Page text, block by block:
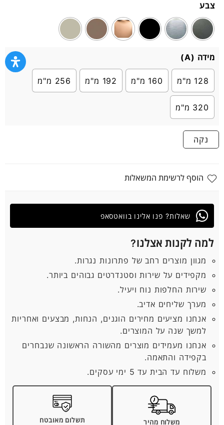
צבע
מידה (A)
128 מ"מ 160 מ"מ 192 מ"מ 256 מ"מ
320 מ"מ
נקה
הוסף לרשימת המשאלות
למה לקנות אצלנו?
מגוון מוצרים רחב של פתרונות נגרות.
מקפידים על שירות וסטנדרטים גבוהים ביותר.
שירות החלפות נוח ויעיל.
מערך שליחים אדיב.
אנחנו מציעים מחירים הוגנים, הנחות, מבצעים ואחריות
למשך שנה על המוצרים.
אנחנו מעמידים מוצרים מהשורה הראשונה שנבחרים
בקפידה והתאמה.
משלוח עד הבית עד 5 ימי עסקים.
משלוח מהיר תשלום מאובטח
שאלות? פנו אלינו בוואטסאפ